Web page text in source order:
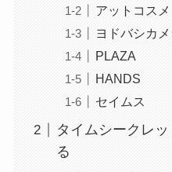
アットコスメ
ヨドバシカメ
PLAZA
HANDS
セイムス
タイムシークレ
る